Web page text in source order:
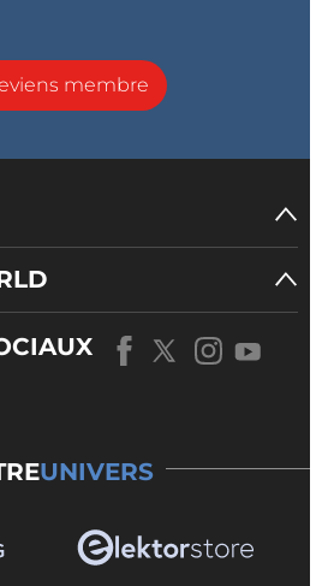
membre
UNIVERS